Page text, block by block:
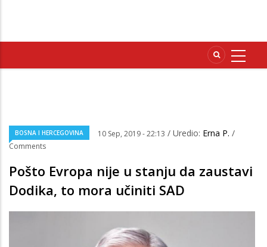
BOSNA I HERCEGOVINA 10 Sep, 2019 - 22:13 / Uredio: Erna P. /
Comments
Pošto Evropa nije u stanju da zaustavi
Dodika, to mora učiniti SAD